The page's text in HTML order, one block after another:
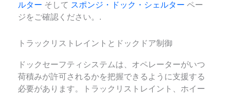
ルター そして スポンジ・ドック・シェルター ペー
ジをご確認ください。.
トラックリストレイントとドックドア制御
ドックセーフティシステムは、オペレーターがいつ
荷積みが許可されるかを把握できるように支援する
必要があります。トラックリストレイント、ホイー